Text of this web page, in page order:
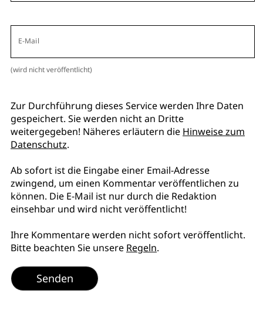
E-Mail
(wird nicht veröffentlicht)
Zur Durchführung dieses Service werden Ihre Daten
gespeichert. Sie werden nicht an Dritte
weitergegeben! Näheres erläutern die Hinweise zum
Datenschutz.
Ab sofort ist die Eingabe einer Email-Adresse
zwingend, um einen Kommentar veröffentlichen zu
können. Die E-Mail ist nur durch die Redaktion
einsehbar und wird nicht veröffentlicht!
Ihre Kommentare werden nicht sofort veröffentlicht.
Bitte beachten Sie unsere Regeln.
Senden